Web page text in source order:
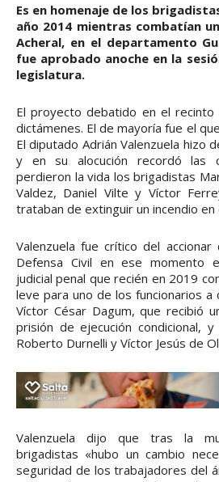
Es en homenaje de los
año 2014 mientras combatían
Acheral, en el departamento
fue aprobado anoche en la
legislatura.
El proyecto debatido en el
dictámenes. El de mayoría fue el
El diputado Adrián Valenzuela hizo
y en su alocución recordó las
perdieron la vida los brigadistas
Valdez, Daniel Vilte y Víctor
trataban de extinguir un incendio en
Valenzuela fue crítico del
Defensa Civil en ese momento
judicial penal que recién en 2019
leve para uno de los funcionarios a
Víctor César Dagum, que recibió
prisión de ejecución condicional,
Roberto Durnelli y Víctor Jesús de
Valenzuela dijo que tras la
brigadistas «hubo un cambio
seguridad de los trabajadores del